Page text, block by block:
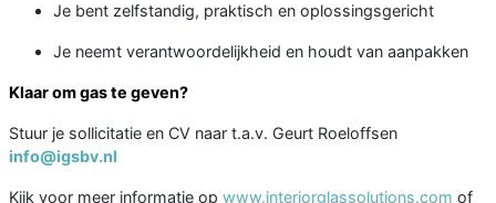
Je bent zelfstandig, praktisch en oplossingsgericht
Je neemt verantwoordelijkheid en houdt van aanpakken
Klaar om gas te geven?
Stuur je sollicitatie en CV naar t.a.v. Geurt Roeloffsen
info@igsbv.nl
Kijk voor meer informatie op www.interiorglassolutions.com of